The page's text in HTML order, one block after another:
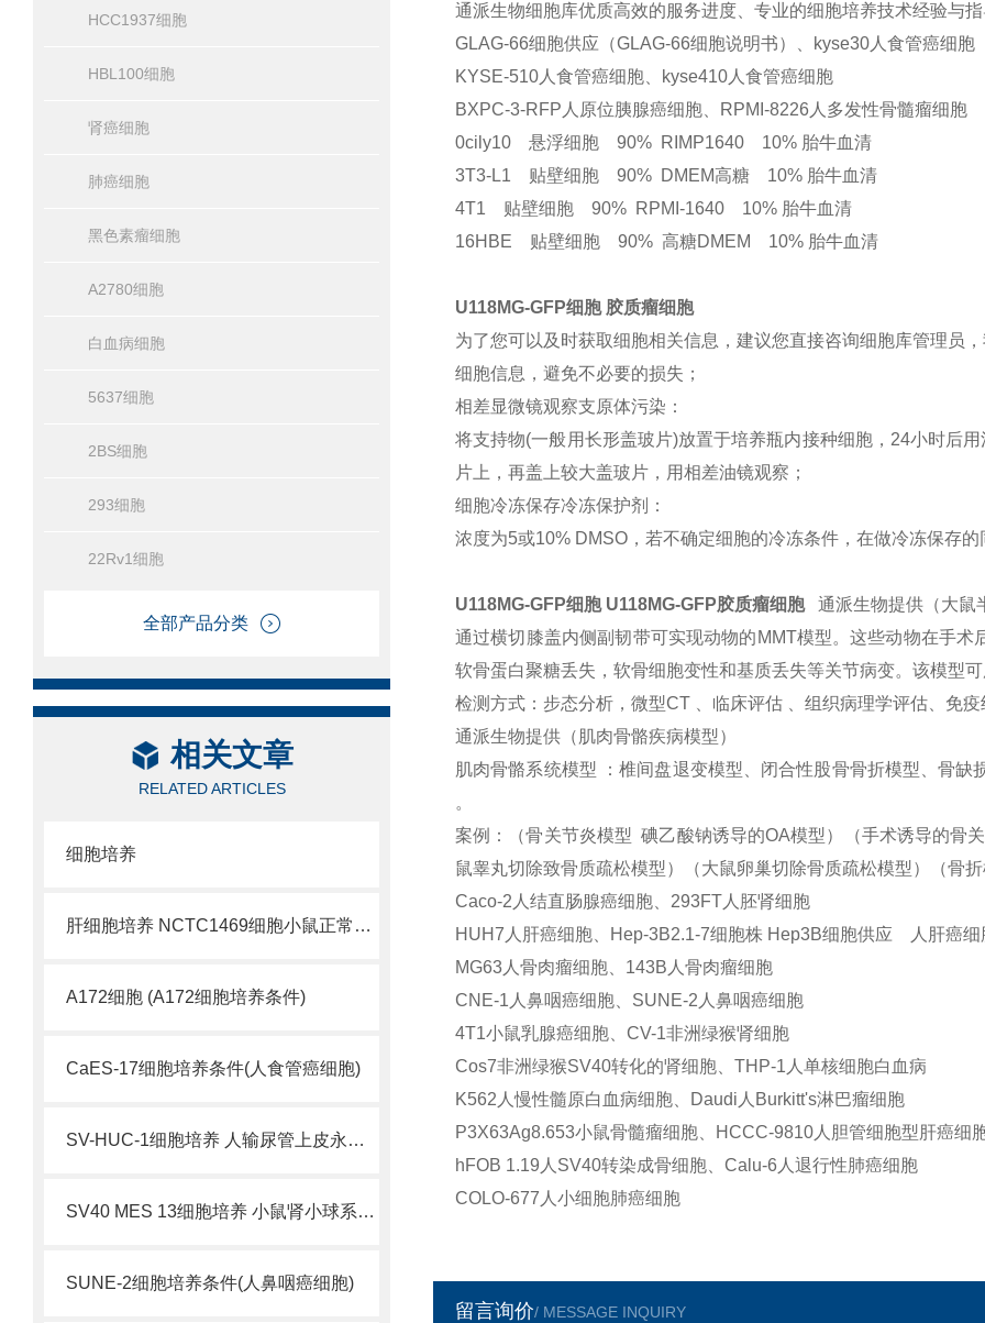
HCC1937细胞
HBL100细胞
肾癌细胞
肺癌细胞
黑色素瘤细胞
A2780细胞
白血病细胞
5637细胞
2BS细胞
293细胞
22Rv1细胞
全部产品分类
相关文章
RELATED ARTICLES
细胞培养
肝细胞培养 NCTC1469细胞小鼠正常肝细胞
A172细胞 (A172细胞培养条件)
CaES-17细胞培养条件(人食管癌细胞)
SV-HUC-1细胞培养 人输尿管上皮永生化细胞
SV40 MES 13细胞培养 小鼠肾小球系膜细胞
SUNE-2细胞培养条件(人鼻咽癌细胞)
通派生物细胞库优质高效的服务进度、专业的细胞培养技术经验与
GLAG-66细胞供应（GLAG-66细胞说明书）、kyse30人食管癌细胞
KYSE-510人食管癌细胞、kyse410人食管癌细胞
BXPC-3-RFP人原位胰腺癌细胞、RPMI-8226人多发性骨髓瘤细胞
0cily10 悬浮细胞 90% RIMP1640 10% 胎牛血清
3T3-L1 贴壁细胞 90% DMEM高糖 10% 胎牛血清
4T1 贴壁细胞 90% RPMI-1640 10% 胎牛血清
16HBE 贴壁细胞 90% 高糖DMEM 10% 胎牛血清
U118MG-GFP细胞 胶质瘤细胞
为了您可以及时获取细胞相关信息，建议您直接咨询细胞库管理员
细胞信息，避免不必要的损失；
相差显微镜观察支原体污染：
将支持物(一般用长形盖玻片)放置于培养瓶内接种细胞，24小时后
片上，再盖上较大盖玻片，用相差油镜观察；
细胞冷冻保存冷冻保护剂：
浓度为5或10% DMSO，若不确定细胞的冷冻条件，在做冷冻保存
U118MG-GFP细胞 U118MG-GFP胶质瘤细胞
通派生物提供（大鼠
通过横切膝盖内侧副韧带可实现动物的MMT模型。这些动物在手
软骨蛋白聚糖丢失，软骨细胞变性和基质丢失等关节病变。该模型
检测方式：步态分析，微型CT 、临床评估 、组织病理学评估、免
通派生物提供（肌肉骨骼疾病模型）
肌肉骨骼系统模型 ：椎间盘退变模型、闭合性股骨骨折模型、骨
。
案例：（骨关节炎模型 碘乙酸钠诱导的OA模型）（手术诱导的骨
鼠睾丸切除致骨质疏松模型）（大鼠卵巢切除骨质疏松模型）（骨
Caco-2人结直肠腺癌细胞、293FT人胚肾细胞
HUH7人肝癌细胞、Hep-3B2.1-7细胞株 Hep3B细胞供应 人肝癌细
MG63人骨肉瘤细胞、143B人骨肉瘤细胞
CNE-1人鼻咽癌细胞、SUNE-2人鼻咽癌细胞
4T1小鼠乳腺癌细胞、CV-1非洲绿猴肾细胞
Cos7非洲绿猴SV40转化的肾细胞、THP-1人单核细胞白血病
K562人慢性髓原白血病细胞、Daudi人Burkitt's淋巴瘤细胞
P3X63Ag8.653小鼠骨髓瘤细胞、HCCC-9810人胆管细胞型肝癌细
hFOB 1.19人SV40转染成骨细胞、Calu-6人退行性肺癌细胞
COLO-677人小细胞肺癌细胞
留言询价/ MESSAGE INQUIRY